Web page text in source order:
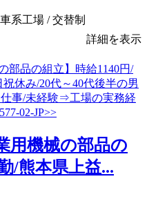
系工場 / 交替制
詳細を表示
用機械の部品の
/熊本県上益...